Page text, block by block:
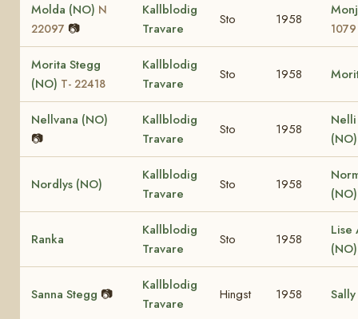
Molda (NO) N
22097 📷
Kallblodig
Travare
Sto 1958
1079
Morita Stegg
(NO) T- 22418
Kallblodig
Travare
Sto 1958
Nellvana (NO)
📷
Kallblodig
Travare
Sto 1958
(NO)
Nordlys (NO)
Kallblodig
Travare
Sto 1958
Ranka
Kallblodig
Travare
Sto 1958
Lise
Sanna Stegg 📷
Kallblodig
Travare
Hingst 1958 Sally